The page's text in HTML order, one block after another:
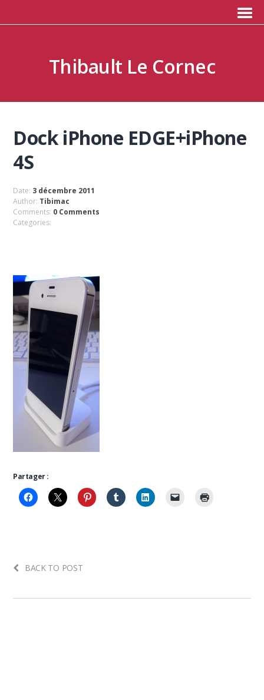
Thibault Le Cornec
Dock iPhone EDGE+iPhone
4S
Date: 3 décembre 2011
Author: Tibimac
Comments: 0 Comments
Categories:
Partager :
BACK TO POST